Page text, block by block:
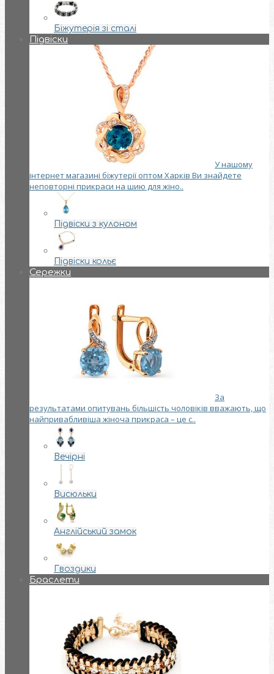
Біжутерія зі сталі
Підвіски
У нашому
інтернет магазині біжутерії оптом Харків Ви знайдете
неповторні прикраси на шию для жіно..
Підвіски з кулоном
Підвіски кольє
Сережки
За
результатами опитувань більшість чоловіків вважають, що
найпривабливіша жіноча прикраса – це с..
Вечірні
Висюльки
Англійський замок
Гвоздики
Браслети